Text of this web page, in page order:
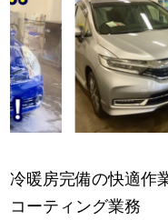
冷暖房完備の快適作
コーティング業務